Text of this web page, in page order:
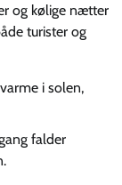
og kølige nætter
turister og
i solen,
falder